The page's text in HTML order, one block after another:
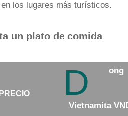
los lugares más turísticos.
un plato de comida
D ong
Vietnamita